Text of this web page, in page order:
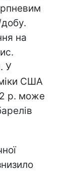
на
У
США
р. може